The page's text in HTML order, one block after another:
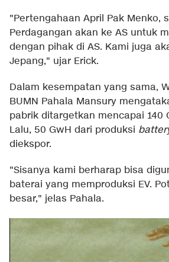
"Pertengahaan April Pak Menko,
Perdagangan akan ke AS untuk
dengan pihak di AS. Kami juga
Jepang," ujar Erick.
Dalam kesempatan yang sama,
BUMN Pahala Mansury
pabrik ditargetkan mencapai 140
Lalu, 50 GwH dari produksi
diekspor.
"Sisanya kami berharap bisa
baterai yang memproduksi EV.
besar," jelas Pahala.